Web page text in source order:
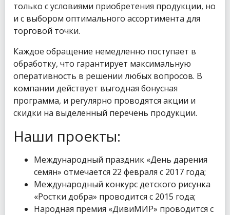
только с условиями приобретения продукции, но
и с выбором оптимального ассортимента для
торговой точки.
Каждое обращение немедленно поступает в
обработку, что гарантирует максимальную
оперативность в решении любых вопросов. В
компании действует выгодная бонусная
программа, и регулярно проводятся акции и
скидки на выделенный перечень продукции.
Наши проекты:
Международный праздник «День дарения
семян» отмечается 22 февраля с 2017 года;
Международный конкурс детского рисунка
«Ростки добра» проводится с 2015 года;
Народная премия «ДивиМИР» проводится с